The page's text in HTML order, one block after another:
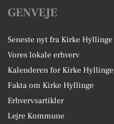
GENVEJE
Seneste nyt fra Kirke Hyllinge
Vores lokale erhverv
Kalenderen for Kirke Hyllinge
Fakta om Kirke Hyllinge
Erhvervsartikler
Lejre Kommune